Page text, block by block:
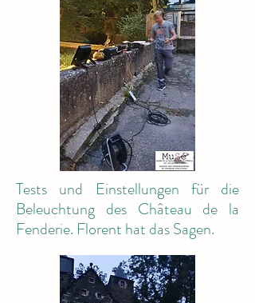
Tests und Einstellungen für die
Beleuchtung des Château de la
Fenderie. Florent hat das Sagen.